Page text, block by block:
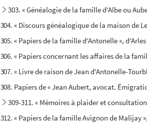
303. « Généalogie de la famille d'Albe ou
304. « Discours généalogique de la maison de
305. « Papiers de la famille d'Antonelle », d'Arles
306. « Papiers concernant les affaires de la
307. « Livre de raison de Jean d'Antonelle-
308. Papiers de « Jean Aubert, avocat.
309-311. « Mémoires à plaider et
312. « Papiers de la famille Avignon de Malijay